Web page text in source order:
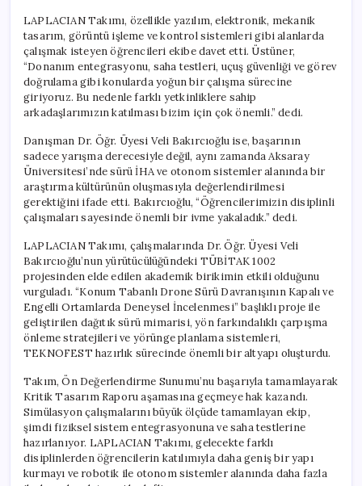
LAPLACIAN Takımı, özellikle yazılım, elektronik, mekanik
tasarım, görüntü işleme ve kontrol sistemleri gibi alanlarda
çalışmak isteyen öğrencileri ekibe davet etti. Üstüner,
“Donanım entegrasyonu, saha testleri, uçuş güvenliği ve görev
doğrulama gibi konularda yoğun bir çalışma sürecine
giriyoruz. Bu nedenle farklı yetkinliklere sahip
arkadaşlarımızın katılması bizim için çok önemli.” dedi.
Danışman Dr. Öğr. Üyesi Veli Bakırcıoğlu ise, başarının
sadece yarışma derecesiyle değil, aynı zamanda Aksaray
Üniversitesi’nde sürü İHA ve otonom sistemler alanında bir
araştırma kültürünün oluşmasıyla değerlendirilmesi
gerektiğini ifade etti. Bakırcıoğlu, “Öğrencilerimizin disiplinli
çalışmaları sayesinde önemli bir ivme yakaladık.” dedi.
LAPLACIAN Takımı, çalışmalarında Dr. Öğr. Üyesi Veli
Bakırcıoğlu’nun yürütücülüğündeki TÜBİTAK 1002
projesinden elde edilen akademik birikimin etkili olduğunu
vurguladı. “Konum Tabanlı Drone Sürü Davranışının Kapalı ve
Engelli Ortamlarda Deneysel İncelenmesi” başlıklı proje ile
geliştirilen dağıtık sürü mimarisi, yön farkındalıklı çarpışma
önleme stratejileri ve yörünge planlama sistemleri,
TEKNOFEST hazırlık sürecinde önemli bir altyapı oluşturdu.
Takım, Ön Değerlendirme Sunumu’nu başarıyla tamamlayarak
Kritik Tasarım Raporu aşamasına geçmeye hak kazandı.
Simülasyon çalışmalarını büyük ölçüde tamamlayan ekip,
şimdi fiziksel sistem entegrasyonuna ve saha testlerine
hazırlanıyor. LAPLACIAN Takımı, gelecekte farklı
disiplinlerden öğrencilerin katılımıyla daha geniş bir yapı
kurmayı ve robotik ile otonom sistemler alanında daha fazla